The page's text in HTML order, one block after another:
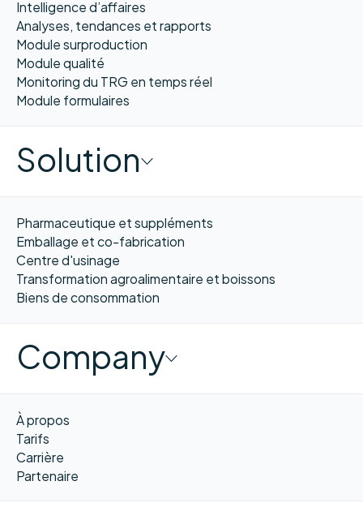
Intelligence d’affaires
Analyses, tendances et rapports
Module surproduction
Module qualité
Monitoring du TRG en temps réel
Module formulaires
Solution
Pharmaceutique et suppléments
Emballage et co-fabrication
Centre d'usinage
Transformation agroalimentaire et boissons
Biens de consommation
Company
À propos
Tarifs
Carrière
Partenaire